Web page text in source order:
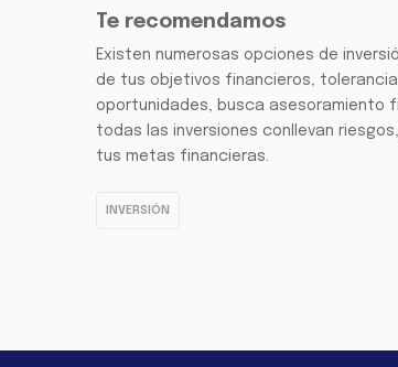
Te recomendamos
Existen numerosas opciones de
de tus objetivos financieros,
oportunidades, busca asesoramiento
todas las inversiones conllevan
tus metas financieras.
INVERSIÓN